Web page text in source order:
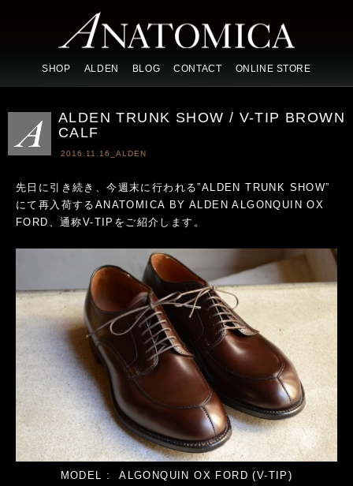
SHOP ALDEN BLOG CONTACT ONLINE STORE
ALDEN TRUNK SHOW / V-TIP BROWN
CALF
2016.11.16_ ALDEN
先日に引き続き、今週末に行われる”ALDEN TRUNK SHOW”
にて再入荷するANATOMICA BY ALDEN ALGONQUIN OX
FORD、通称V-TIPをご紹介します。
MODEL : ALGONQUIN OX FORD (V-TIP)